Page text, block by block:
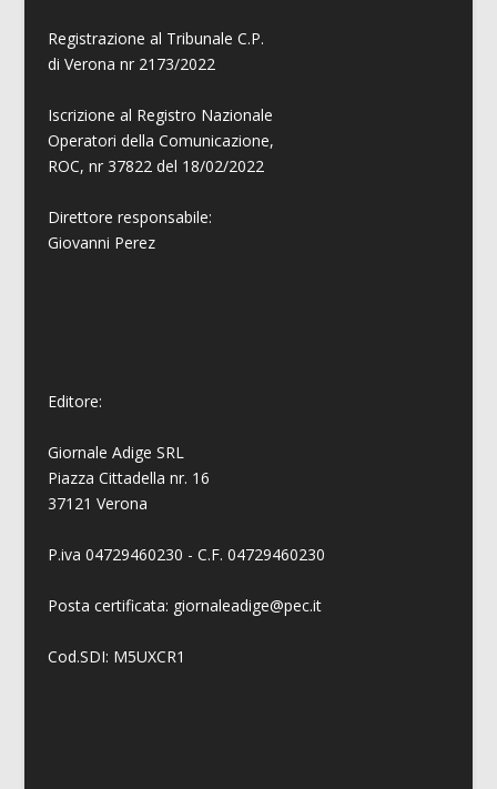
Registrazione al Tribunale C.P.
di Verona nr 2173/2022
Iscrizione al Registro Nazionale
Operatori della Comunicazione,
ROC, nr 37822 del 18/02/2022
Direttore responsabile:
Giovanni Perez
Editore:
Giornale Adige SRL
Piazza Cittadella nr. 16
37121 Verona
P.iva 04729460230 - C.F. 04729460230
Posta certificata: giornaleadige@pec.it
Cod.SDI: M5UXCR1